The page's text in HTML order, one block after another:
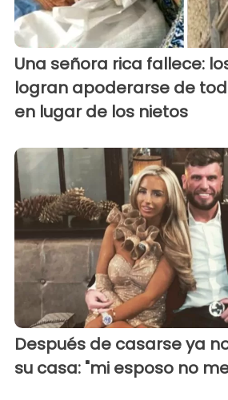
Una señora rica fallece:
logran apoderarse de
en lugar de los nietos
Después de casarse ya
su casa: "mi esposo no